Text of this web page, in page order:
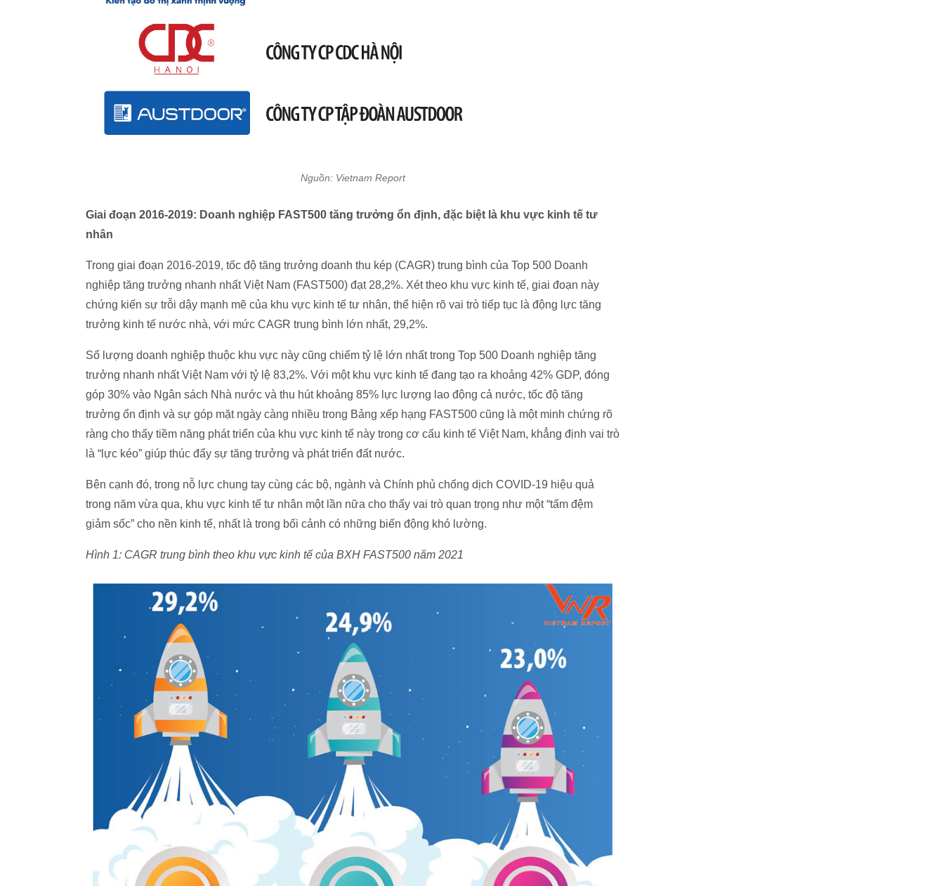
Nguồn: Vietnam Report
Giai đoạn 2016-2019: Doanh nghiệp FAST500 tăng trưởng ổn định, đặc biệt là khu vực kinh tế tư
nhân
Trong giai đoạn 2016-2019, tốc độ tăng trưởng doanh thu kép (CAGR) trung bình của Top 500 Doanh
nghiệp tăng trưởng nhanh nhất Việt Nam (FAST500) đạt 28,2%. Xét theo khu vực kinh tế, giai đoạn này
chứng kiến sự trỗi dậy mạnh mẽ của khu vực kinh tế tư nhân, thể hiện rõ vai trò tiếp tục là động lực tăng
trưởng kinh tế nước nhà, với mức CAGR trung bình lớn nhất, 29,2%.
Số lượng doanh nghiệp thuộc khu vực này cũng chiếm tỷ lệ lớn nhất trong Top 500 Doanh nghiệp tăng
trưởng nhanh nhất Việt Nam với tỷ lệ 83,2%. Với một khu vực kinh tế đang tạo ra khoảng 42% GDP, đóng
góp 30% vào Ngân sách Nhà nước và thu hút khoảng 85% lực lượng lao động cả nước, tốc độ tăng
trưởng ổn định và sự góp mặt ngày càng nhiều trong Bảng xếp hạng FAST500 cũng là một minh chứng rõ
ràng cho thấy tiềm năng phát triển của khu vực kinh tế này trong cơ cấu kinh tế Việt Nam, khẳng định vai trò
là “lực kéo” giúp thúc đẩy sự tăng trưởng và phát triển đất nước.
Bên cạnh đó, trong nỗ lực chung tay cùng các bộ, ngành và Chính phủ chống dịch COVID-19 hiệu quả
trong năm vừa qua, khu vực kinh tế tư nhân một lần nữa cho thấy vai trò quan trọng như một “tấm đệm
giảm sốc” cho nền kinh tế, nhất là trong bối cảnh có những biến động khó lường.
Hình 1: CAGR trung bình theo khu vực kinh tế của BXH FAST500 năm 2021